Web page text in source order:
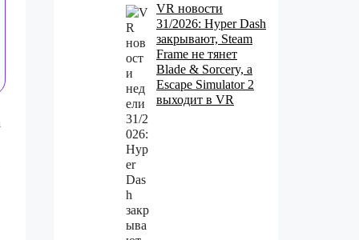
VR новости
31/2026: Hyper Dash
закрывают, Steam
Frame не тянет
Blade & Sorcery, а
Escape Simulator 2
выходит в VR